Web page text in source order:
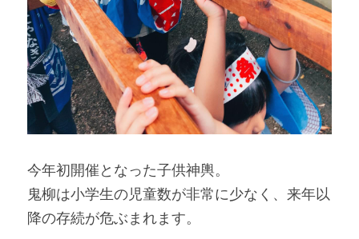
今年初開催となった子供神輿。
鬼柳は小学生の児童数が非常に少なく、来年以
降の存続が危ぶまれます。